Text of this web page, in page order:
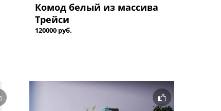
Комод белый из массива
Трейси
120000 руб.